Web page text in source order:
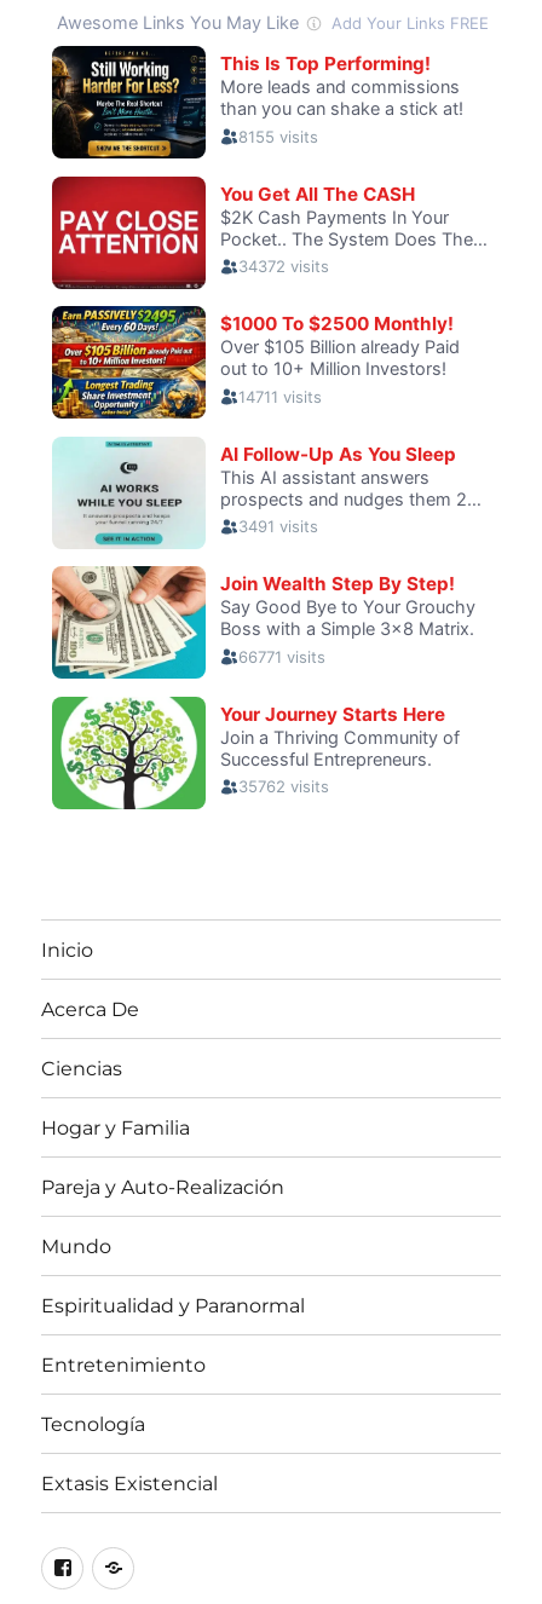
Inicio
Acerca De
Ciencias
Hogar y Familia
Pareja y Auto-Realización
Mundo
Espiritualidad y Paranormal
Entretenimiento
Tecnología
Extasis Existencial
Facebook
X